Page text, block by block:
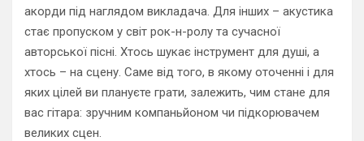
акорди під наглядом викладача. Для інших – акустика
стає пропуском у світ рок-н-ролу та сучасної
авторської пісні. Хтось шукає інструмент для душі, а
хтось – на сцену. Саме від того, в якому оточенні і для
яких цілей ви плануєте грати, залежить, чим стане для
вас гітара: зручним компаньйоном чи підкорювачем
великих сцен.